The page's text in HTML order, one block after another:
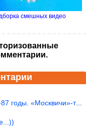
смешных видео
«Москвичи»-то из пер